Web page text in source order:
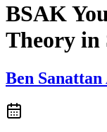
BSAK
Theory in
Ben